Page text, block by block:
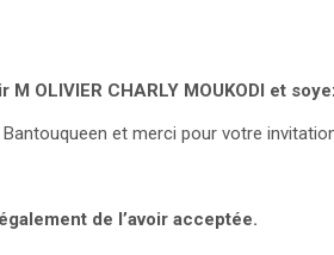
M OLIVIER CHARLY MOUKODI et
Bantouqueen et merci pour votre
de l’avoir acceptée.